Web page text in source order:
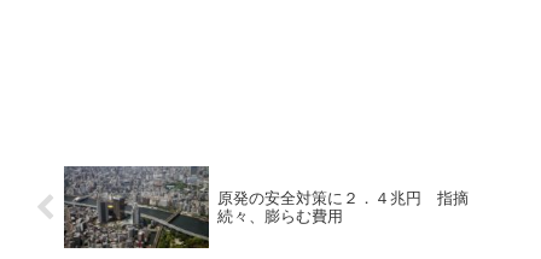
原発の安全対策に２．４兆円 指摘
続々、膨らむ費用